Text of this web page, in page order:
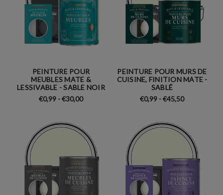
PEINTURE POUR
MEUBLES MATE &
LESSIVABLE - SABLE NOIR
€0,99 - €30,00
PEINTURE POUR MURS DE
CUISINE, FINITION MATE -
SABLÉ
€0,99 - €45,50